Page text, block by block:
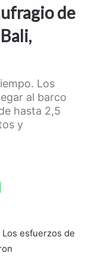
de
Los
al barco
hasta 2,5
y
esfuerzos de